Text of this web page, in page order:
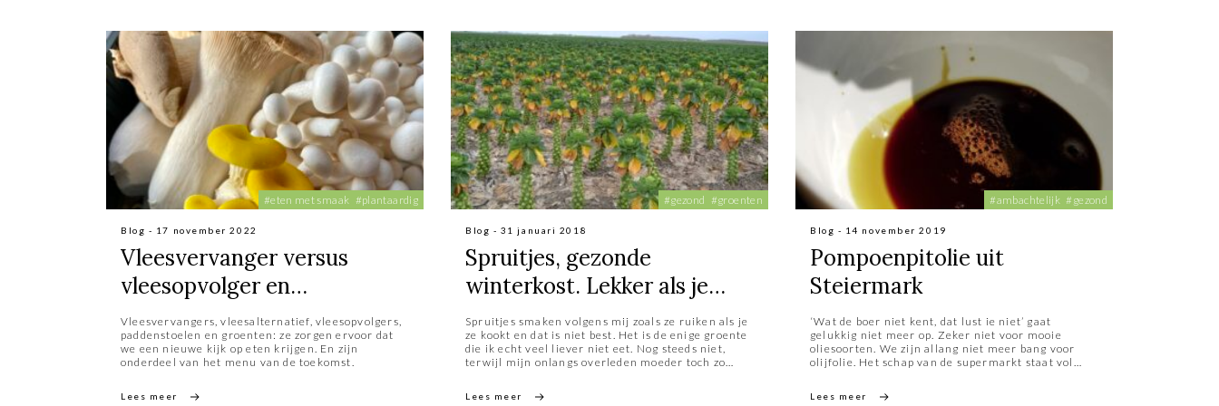
#eten met smaak #plantaardig
Blog - 17 november 2022
Vleesvervanger versus
vleesopvolger en
vleesalternatief
Vleesvervangers, vleesalternatief, vleesopvolgers,
paddenstoelen en groenten: ze zorgen ervoor dat
we een nieuwe kijk op eten krijgen. En zijn
onderdeel van het menu van de toekomst.
Lees meer
#gezond #groenten
Blog - 31 januari 2018
Spruitjes, gezonde
winterkost. Lekker als je
ervan houdt
Spruitjes smaken volgens mij zoals ze ruiken als je
ze kookt en dat is niet best. Het is de enige groente
die ik echt veel liever niet eet. Nog steeds niet,
terwijl mijn onlangs overleden moeder toch zo
Lees meer
#ambachtelijk #gezond
Blog - 14 november 2019
Pompoenpitolie uit
Steiermark
‘Wat de boer niet kent, dat lust ie niet’ gaat
gelukkig niet meer op. Zeker niet voor mooie
oliesoorten. We zijn allang niet meer bang voor
olijfolie. Het schap van de supermarkt staat vol
walnootolie, hazelnootolie, sesamolie en zelfs
Lees meer